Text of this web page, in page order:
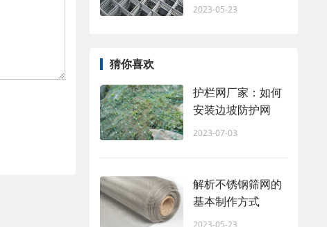
2023-05-23
猜你喜欢
护栏网厂家：如何
安装边坡防护网
2023-07-03
解析不锈钢筛网的
基本制作方式